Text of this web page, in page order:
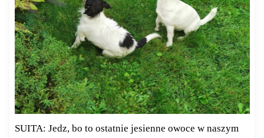
SUITA: Jedz, bo to ostatnie jesienne owoce w naszym